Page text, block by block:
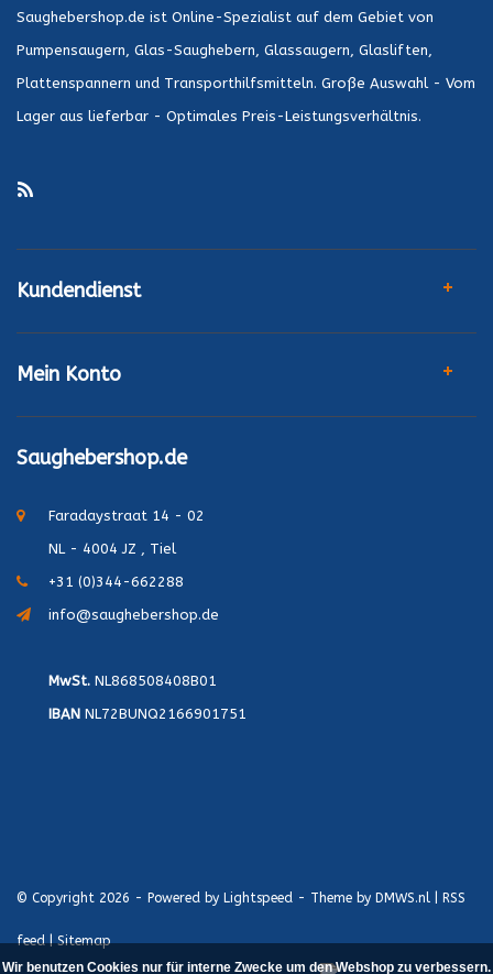
Saughebershop.de ist Online-Spezialist auf dem Gebiet von
Pumpensaugern, Glas-Saughebern, Glassaugern, Glasliften,
Plattenspannern und Transporthilfsmitteln. Große Auswahl - Vom
Lager aus lieferbar - Optimales Preis-Leistungsverhältnis.
Kundendienst
Mein Konto
Saughebershop.de
Faradaystraat 14 - 02
NL - 4004 JZ , Tiel
+31 (0)344-662288
info@saughebershop.de
MwSt. NL868508408B01
IBAN NL72BUNQ2166901751
© Copyright 2026 - Powered by Lightspeed - Theme by DMWS.nl RSS
feed|Sitemap
Wir benutzen Cookies nur für interne Zwecke um den Webshop zu verbessern.